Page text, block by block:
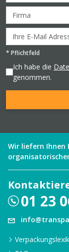
* Pflichtfeld
Ich habe die
genommen.
Wir liefern Ihnen
01 23